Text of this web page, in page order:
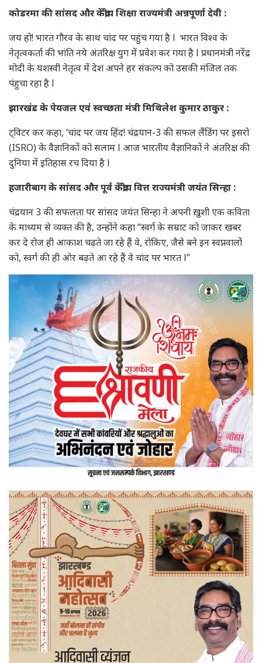
कोडरमा की सांसद और केंद्रीय शिक्षा राज्यमंत्री अन्नपूर्णा देवी :
जय हो! भारत गौरव के साथ चांद पर पहुंच गया है l भारत विश्व के
नेतृत्वकर्ता की भांति नये अंतरिक्ष युग में प्रवेश कर गया है l प्रधानमंत्री नरेंद्र
मोदी के यशस्वी नेतृत्व में देश अपने हर संकल्प को उसकी मंजिल तक
पंहुचा रहा है l
झारखंड के पेयजल एवं स्वच्छता मंत्री मिथिलेश कुमार ठाकुर :
ट्विटर कर कहा, ‘चांद पर जय हिंद! चंद्रयान-3 की सफल लैंडिंग पर इसरो
(ISRO) के वैज्ञानिकों को सलाम l आज भारतीय वैज्ञानिकों ने अंतरिक्ष की
दुनिया में इतिहास रच दिया है l
हजारीबाग के सांसद और पूर्व केंद्रीय वित्त राज्यमंत्री जयंत सिन्हा :
चंद्रयान 3 की सफलता पर सांसद जयंत सिन्हा ने अपनी ख़ुशी एक कविता
के माध्यम से व्यक्त की है, उन्होंने कहा “स्वर्ग के सम्राट को जाकर खबर
कर दे रोज ही आकाश चढ़ते जा रहे हैं वे, रोकिए, जैसे बने इन स्वप्नवालों
को, स्वर्ग की ही ओर बढ़ते आ रहे हैं वे चांद पर भारत l”